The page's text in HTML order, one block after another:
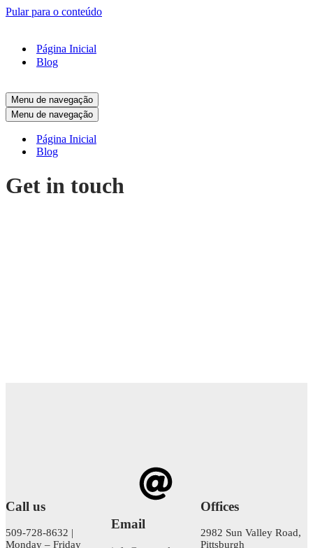
Pular para o conteúdo
Página Inicial
Blog
Menu de navegação
Menu de navegação
Página Inicial
Blog
Get in touch
Call us
509-728-8632 |
Monday – Friday
Email
Offices
2982 Sun Valley Road,
Pittsburgh